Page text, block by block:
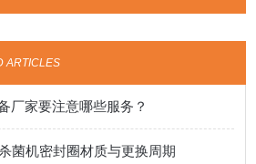
ARTICLES
厂家要注意哪些服务？
菌机密封圈材质与更换周期